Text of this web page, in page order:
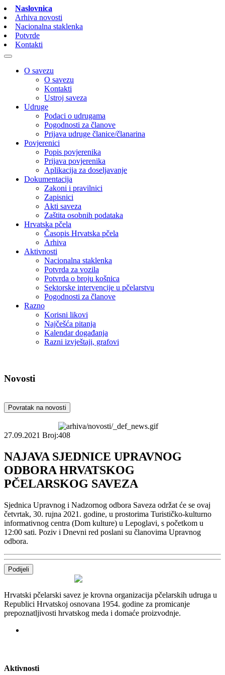
Naslovnica
Arhiva novosti
Nacionalna staklenka
Potvrde
Kontakti
O savezu
O savezu
Kontakti
Ustroj saveza
Udruge
Podaci o udrugama
Pogodnosti za članove
Prijava udruge članice/članarina
Povjerenici
Popis povjerenika
Prijava povjerenika
Aplikacija za doseljavanje
Dokumentacija
Zakoni i pravilnici
Zapisnici
Akti saveza
Zaštita osobnih podataka
Hrvatska pčela
Časopis Hrvatska pčela
Arhiva
Aktivnosti
Nacionalna staklenka
Potvrda za vozila
Potvrda o broju košnica
Sektorske intervencije u pčelarstvu
Pogodnosti za članove
Razno
Korisni likovi
Najčešća pitanja
Kalendar događanja
Razni izvještaji, grafovi
Novosti
Povratak na novosti
27.09.2021 Broj:408
NAJAVA SJEDNICE UPRAVNOG
ODBORA HRVATSKOG
PČELARSKOG SAVEZA
Sjednica Upravnog i Nadzornog odbora Saveza održat će se ovaj
četvrtak, 30. rujna 2021. godine, u prostorima Turističko-kulturno
informativnog centra (Dom kulture) u Lepoglavi, s početkom u
12:00 sati. Poziv i Dnevni red poslani su članovima Upravnog
odbora.
Podijeli
Hrvatski pčelarski savez je krovna organizacija pčelarskih udruga u
Republici Hrvatskoj osnovana 1954. godine za promicanje
prepoznatljivosti hrvatskog meda i domaće proizvodnje.
Aktivnosti